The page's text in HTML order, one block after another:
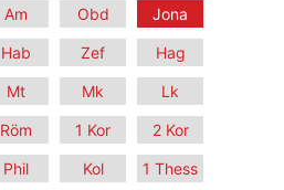
Am Obd Jona
Hab Zef Hag
Mt Mk Lk
Röm 1 Kor 2 Kor
Phil Kol 1 Thess